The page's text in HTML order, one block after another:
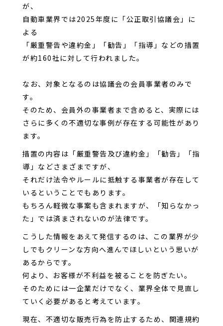
が、
自動車業界では2025年度に「公正取引協議会」に
よる
「厳重警告や違約金」「勧告」「指導」などの措置
が約160社に対して行われました。
なお、対象となるのは協議会の会員事業者のみで
す。
そのため、会員外の事業者まで含めると、実際には
さらに多くの不適切な事例が存在する可能性があり
ます。
措置の内容は「厳重警告及び違約金」「勧告」「指
導」などさまざまですが、
それだけ法令やルールに抵触する事業者が存在して
いるということでもあります。
もちろん軽微な事案も含まれますが、「知らなかっ
た」では済まされないのが法律です。
こうした情報をあえて発信するのは、この業界が少
しでもクリーンな方向へ進んでほしいという思いが
あるからです。
何より、お客様が不利益を被ることを防ぎたい。
そのためには一企業だけでなく、業界全体で見直し
ていく必要があると考えています。
現在、不適切な販売行為を防止するため、関連規約